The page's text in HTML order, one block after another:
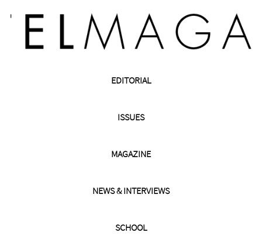
EDITORIAL
ISSUES
MAGAZINE
NEWS & INTERVIEWS
SCHOOL